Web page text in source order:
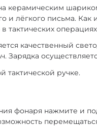
керамическим
и лёгкого письма.
тактических
качественный
Зарядка
тактической ручке.
фонаря нажмите и